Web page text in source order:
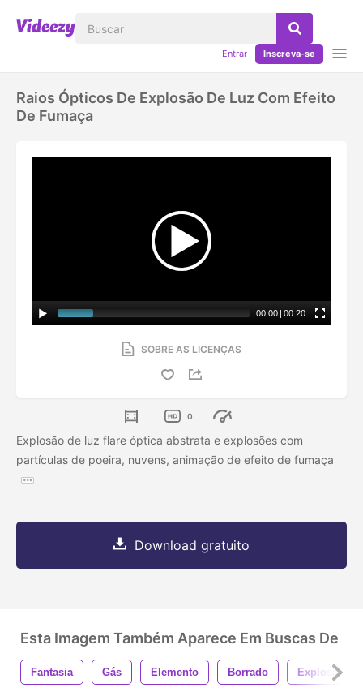
Entrar Inscreva-se
Raios Ópticos De Explosão De Luz Com Efeito
De Fumaça
00:00 | 00:20
SOBRE AS LICENÇAS
0
Explosão de luz flare óptica abstrata e explosões com
partículas de poeira, nuvens, animação de efeito de fumaça
Download gratuito
Esta Imagem Também Aparece Em Buscas De
Fantasia Gás Elemento Borrado Explosão